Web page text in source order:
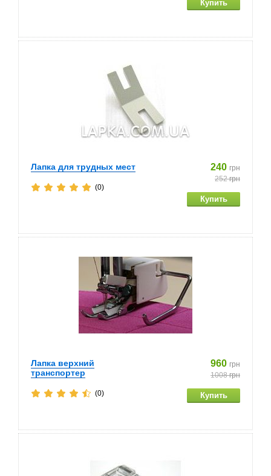
Лапка для трудных мест 240 грн
252грн
(0)
Лапка верхний
транспортер
960 грн
1008грн
(0)